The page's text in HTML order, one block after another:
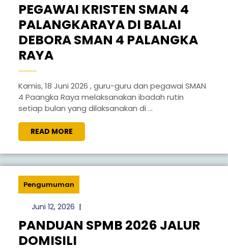
PEGAWAI KRISTEN SMAN 4
PALANGKARAYA DI BALAI
DEBORA SMAN 4 PALANGKA
RAYAIBADAH
GURU
DAN
PEGAWAI
KRISTEN
SMAN
4
PALANGKARAYA
DI
BALAI
DEBORA
SMAN
Kamis, 18 Juni 2026 , guru-guru dan pegawai SMAN
4 Paangka Raya melaksanakan ibadah rutin
setiap bulan yang dilaksanakan di ...
READ MORE
MORE
Pengumuman
Juni 12, 2026Juni
2026
|
PANDUAN SPMB 2026 JALUR
DOMISILI